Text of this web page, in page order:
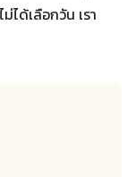
ได้เลือกวัน เรา